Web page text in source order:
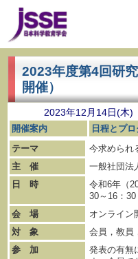
2023年度第4回研
開催）
2023年12月14日(木)
開催案内 日程とプ
テーマ
今求められ
主 催
一般社団
日 時
令和6年（
30～16：30
会 場
オンライン
対 象
会員，教員
参 加
発表の有無